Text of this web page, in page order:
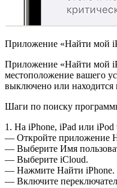
Приложение «Найти мой
Приложение «Найти мой
местоположение вашего
выключено или
Шаги по поиску
1. На iPhone, iPad или iPod
— Откройте приложение
— Выберите Имя
— Выберите iCloud.
— Нажмите Найти iPhone.
— Включите